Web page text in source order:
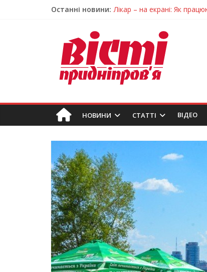
Останні новини: Лікар – на екрані: Як
Пошуки тривають: на
Ветерани
Говорити про воду без
НОВИНИ СТАТТІ ВIДЕО